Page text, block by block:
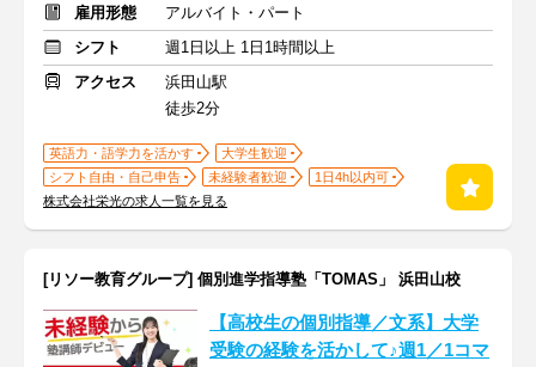
雇用形態
アルバイト・パート
シフト
週1日以上 1日1時間以上
アクセス
浜田山駅
徒歩2分
英語力・語学力を活かす
大学生歓迎
シフト自由・自己申告
未経験者歓迎
1日4h以内可
株式会社栄光の求人一覧を見る
[リソー教育グループ] 個別進学指導塾「TOMAS」 浜田山校
【高校生の個別指導／文系】大学
受験の経験を活かして♪週1／1コマ